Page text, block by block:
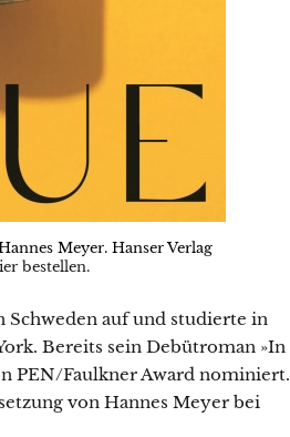
Meyer. Hanser Verlag
bestellen.
Schweden auf und studierte in
Bereits sein Debütroman »In
PEN/Faulkner Award nominiert.
von Hannes Meyer bei